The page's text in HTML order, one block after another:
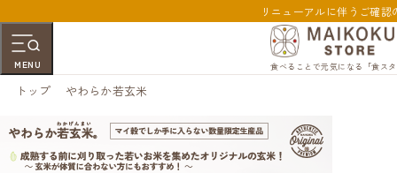
リニューアルに伴うご確認
MENU 食べることで元気になる「食ス
トップ やわらか若玄米